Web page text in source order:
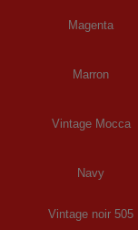
Magenta
Marron
Vintage Mocca
Navy
Vintage noir 505